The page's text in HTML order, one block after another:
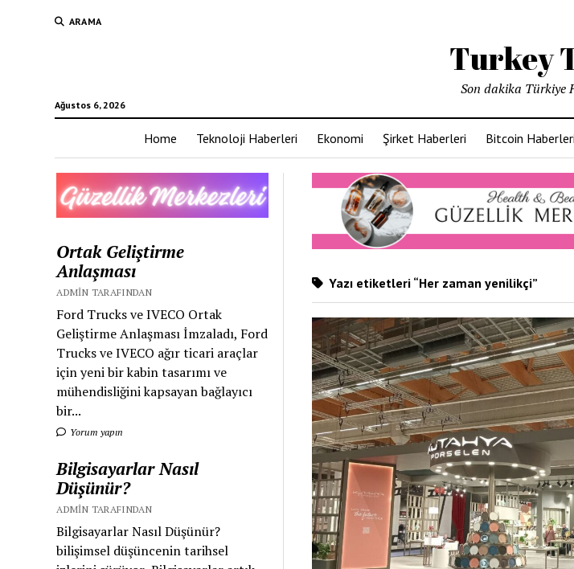
ARAMA
Turkey
Ağustos 6, 2026
Son dakika Türkiye
Home Teknoloji Haberleri Ekonomi Şirket Haberleri Bitcoin Haberleri
Ortak Geliştirme
Anlaşması
ADMIN TARAFINDAN
Ford Trucks ve IVECO Ortak
Geliştirme Anlaşması İmzaladı, Ford
Trucks ve IVECO ağır ticari araçlar
için yeni bir kabin tasarımı ve
mühendisliğini kapsayan bağlayıcı
bir...
Yorum yapın
Bilgisayarlar Nasıl
Düşünür?
ADMIN TARAFINDAN
Bilgisayarlar Nasıl Düşünür?
bilişimsel düşüncenin tarihsel
Yazı etiketleri “Her zaman yenilikçi”